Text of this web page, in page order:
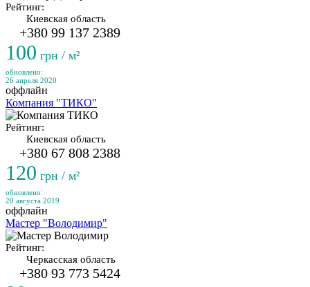
Рейтинг:
Киевская область
+380 99 137 2389
100 грн / м²
обновлено:
26 апреля 2020
оффлайн
Компания "ТИКО"
Рейтинг:
Киевская область
+380 67 808 2388
120 грн / м²
обновлено:
20 августа 2019
оффлайн
Мастер "Володимир"
Рейтинг:
Черкасская область
+380 93 773 5424